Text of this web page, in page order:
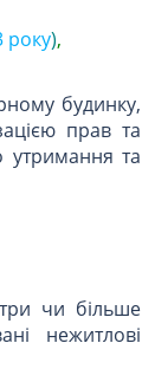
року),
будинку,
прав та
утримання та
чи більше
нежитлові